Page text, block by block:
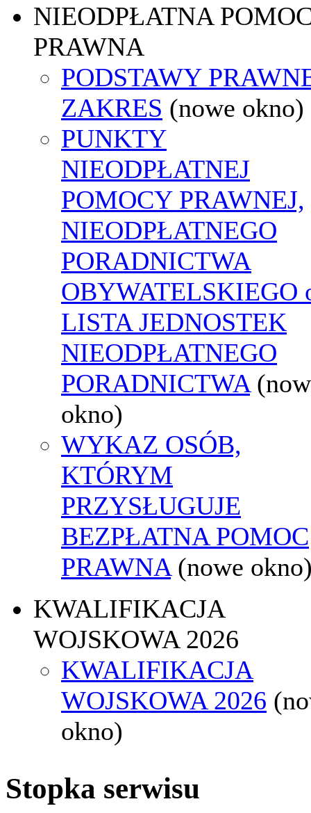
NIEODPŁATNA
PRAWNA
PODSTAWY
ZAKRES (nowe okno)
PUNKTY
NIEODPŁATNEJ
POMOCY PRAWNEJ,
NIEODPŁATNEGO
PORADNICTWA
OBYWATELSKIEGO
LISTA JEDNOSTEK
NIEODPŁATNEGO
PORADNICTWA
okno)
WYKAZ OSÓB,
KTÓRYM
PRZYSŁUGUJE
BEZPŁATNA POMOC
PRAWNA (nowe
KWALIFIKACJA
WOJSKOWA 2026
KWALIFIKACJA
WOJSKOWA 2026
okno)
Stopka serwisu